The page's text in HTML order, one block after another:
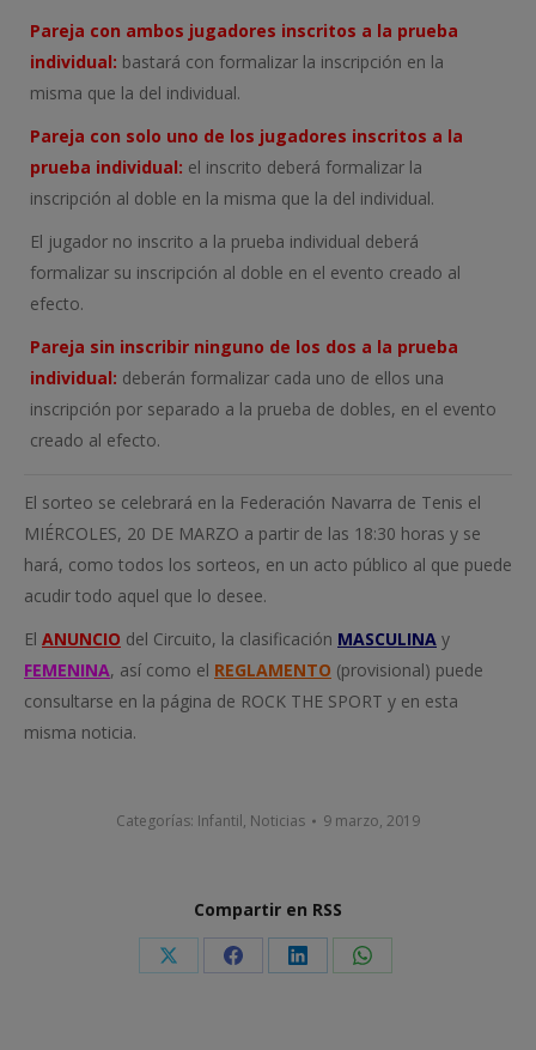
Pareja con ambos jugadores inscritos a la prueba
individual: bastará con formalizar la inscripción en la
misma que la del individual.
Pareja con solo uno de los jugadores inscritos a la
prueba individual: el inscrito deberá formalizar la
inscripción al doble en la misma que la del individual.
El jugador no inscrito a la prueba individual deberá
formalizar su inscripción al doble en el evento creado al
efecto.
Pareja sin inscribir ninguno de los dos a la prueba
individual: deberán formalizar cada uno de ellos una
inscripción por separado a la prueba de dobles, en el evento
creado al efecto.
El sorteo se celebrará en la Federación Navarra de Tenis el
MIÉRCOLES, 20 DE MARZO a partir de las 18:30 horas y se
hará, como todos los sorteos, en un acto público al que puede
acudir todo aquel que lo desee.
El ANUNCIO del Circuito, la clasificación MASCULINA y
FEMENINA, así como el REGLAMENTO (provisional) puede
consultarse en la página de ROCK THE SPORT y en esta
misma noticia.
Categorías: Infantil, Noticias 9 marzo, 2019
Compartir en RSS
Share Share Share Share